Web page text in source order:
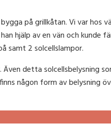
på grillkåtan. Vi var hos
hjälp av en vän och kunde
samt 2 solcellslampor.
detta solcellsbelysning
någon form av belysning